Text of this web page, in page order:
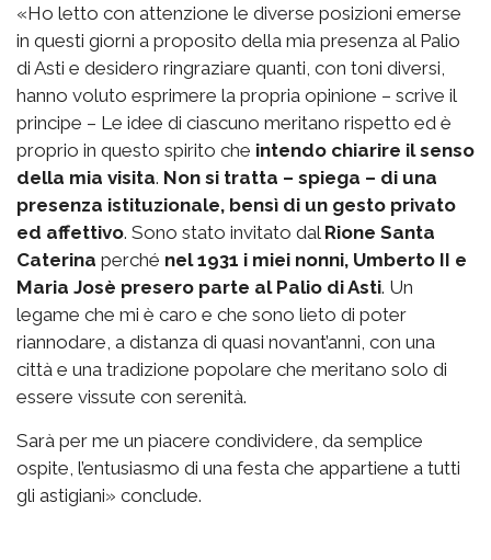
«Ho letto con attenzione le diverse posizioni emerse
in questi giorni a proposito della mia presenza al Palio
di Asti e desidero ringraziare quanti, con toni diversi,
hanno voluto esprimere la propria opinione – scrive il
principe – Le idee di ciascuno meritano rispetto ed è
proprio in questo spirito che intendo chiarire il senso
della mia visita. Non si tratta – spiega – di una
presenza istituzionale, bensì di un gesto privato
ed affettivo. Sono stato invitato dal Rione Santa
Caterina perché nel 1931 i miei nonni, Umberto II e
Maria Josè presero parte al Palio di Asti. Un
legame che mi è caro e che sono lieto di poter
riannodare, a distanza di quasi novant’anni, con una
città e una tradizione popolare che meritano solo di
essere vissute con serenità.
Sarà per me un piacere condividere, da semplice
ospite, l’entusiasmo di una festa che appartiene a tutti
gli astigiani» conclude.